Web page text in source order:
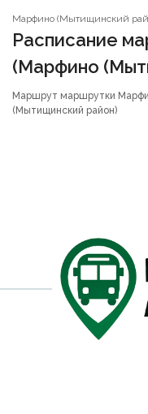
Марфино (Мытищинский
Расписание
(Марфино
Маршрут маршрутки
(Мытищинский район)